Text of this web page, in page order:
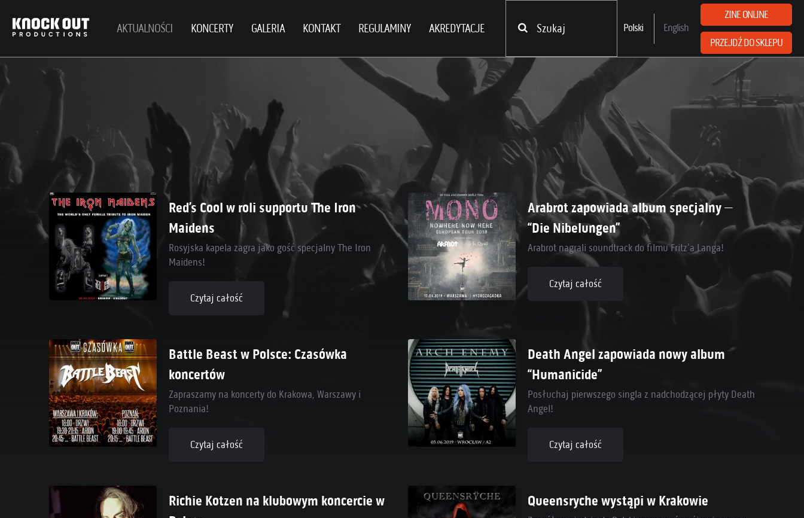
AKTUALNOŚCI KONCERTY GALERIA KONTAKT REGULAMINY AKREDYTACJE Polski English
ZINE ONLINE
PRZEJDŹ DO SKLEPU
Red’s Cool w roli supportu The Iron
Maidens
Rosyjska kapela zagra jako gość specjalny The Iron
Maidens!
Czytaj całość
Arabrot zapowiada album specjalny –
“Die Nibelungen”
Arabrot nagrali soundtrack do filmu Fritz'a Langa!
Czytaj całość
Battle Beast w Polsce: Czasówka
koncertów
Zapraszamy na koncerty do Krakowa, Warszawy i
Poznania!
Czytaj całość
Death Angel zapowiada nowy album
“Humanicide”
Posłuchaj pierwszego singla z nadchodzącej płyty Death
Angel!
Czytaj całość
Richie Kotzen na klubowym koncercie w
Queensryche wystąpi w Krakowie